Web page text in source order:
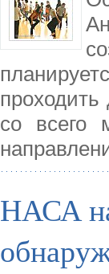
со всего
НАСА